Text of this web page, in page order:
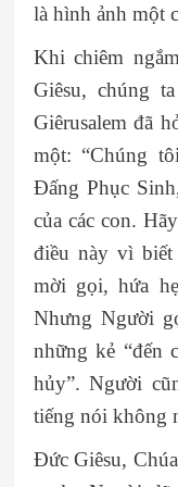
là hình ảnh một
Khi chiêm
Giêsu, chúng
Giêrusalem đã
một: “Chúng
Đấng Phục
của các con.
điều này vì biết
mời gọi, hứa
Nhưng Người
những kẻ “đến
hủy”. Người
tiếng nói không
Đức Giêsu,